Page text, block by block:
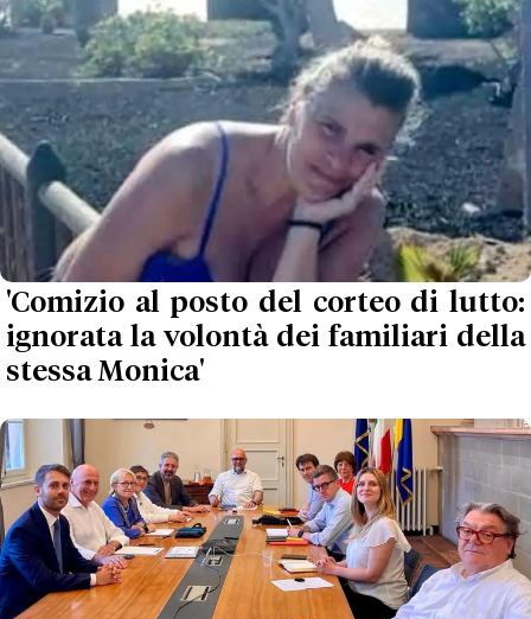
'Comizio al posto del corteo di lutto:
ignorata la volontà dei familiari della
stessa Monica'